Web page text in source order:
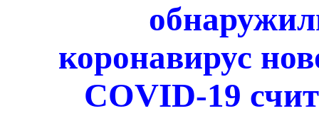
коронавирус
COVID-19